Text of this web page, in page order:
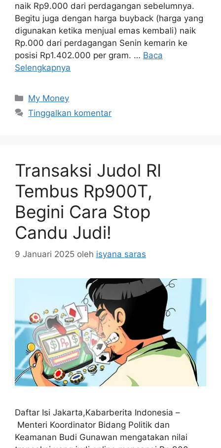
naik Rp9.000 dari perdagangan sebelumnya.
Begitu juga dengan harga buyback (harga yang
digunakan ketika menjual emas kembali) naik
Rp.000 dari perdagangan Senin kemarin ke
posisi Rp1.402.000 per gram. … Baca
Selengkapnya
Kategori
My Money
Tinggalkan komentar
Transaksi Judol RI
Tembus Rp900T,
Begini Cara Stop
Candu Judi!
9 Januari 2025 oleh isyana saras
Daftar Isi Jakarta,Kabarberita Indonesia –
Menteri Koordinator Bidang Politik dan
Keamanan Budi Gunawan mengatakan nilai